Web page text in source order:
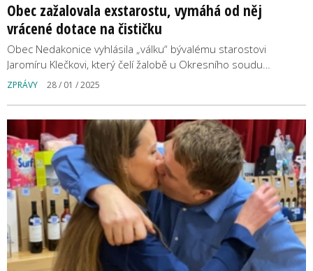
Obec zažalovala exstarostu, vymáhá od něj
vrácené dotace na čističku
Obec Nedakonice vyhlásila „válku“ bývalému starostovi
Jaromíru Klečkovi, který čelí žalobě u Okresního soudu…
ZPRÁVY 28 / 01 / 2025